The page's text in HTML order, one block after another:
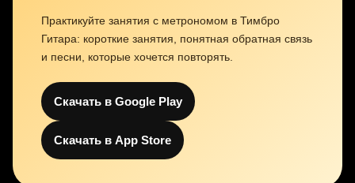
Практикуйте занятия с метрономом в Тимбро
Гитара: короткие занятия, понятная обратная связь
и песни, которые хочется повторять.
Скачать в Google Play
Скачать в App Store